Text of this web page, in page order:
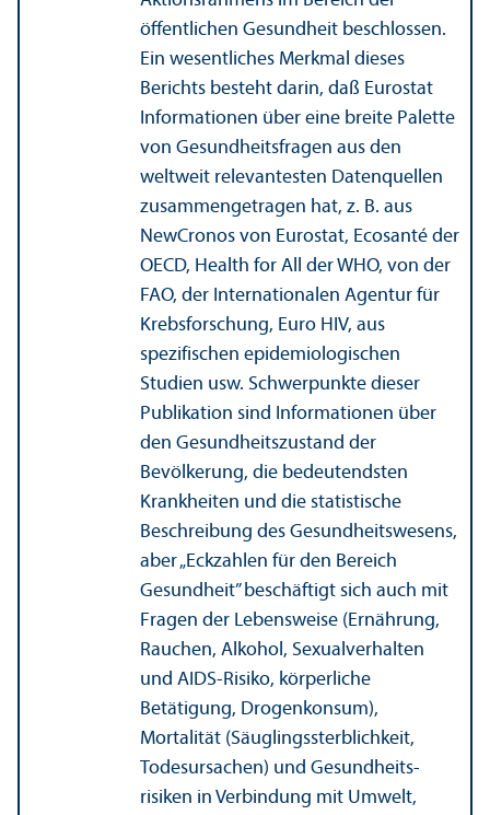
öffentlichen Gesundheit beschlossen.
Ein wesentliches Merkmal dieses
Berichts besteht darin, daß Eurostat
Informationen über eine breite Palette
von Gesundheits­fragen aus den
weltweit relevantesten Datenquellen
zusammengetragen hat, z. B. aus
NewCronos von Eurostat, Ecosanté der
OECD, Health for All der WHO, von der
FAO, der Internationalen Agentur für
Krebsforschung, Euro HIV, aus
spezifischen epidemiologischen
Studien usw. Schwerpunkte dieser
Publikation sind Informationen über
den Gesundheits­zustand der
Bevölkerung, die bedeutendsten
Krankheiten und die statistische
Beschreibung des Gesundheits­wesens,
aber „Eckzahlen für den Bereich
Gesundheit” beschäftigt sich auch mit
Fragen der Lebens­weise (Ernährung,
Rauchen, Alkohol, Sexual­verhalten
und AIDS-Risiko, körperliche
Betätigung, Drogenkonsum),
Mortalität (Säuglingssterblichkeit,
Todesursachen) und Gesundheits­
risiken in Verbindung mit Umwelt,